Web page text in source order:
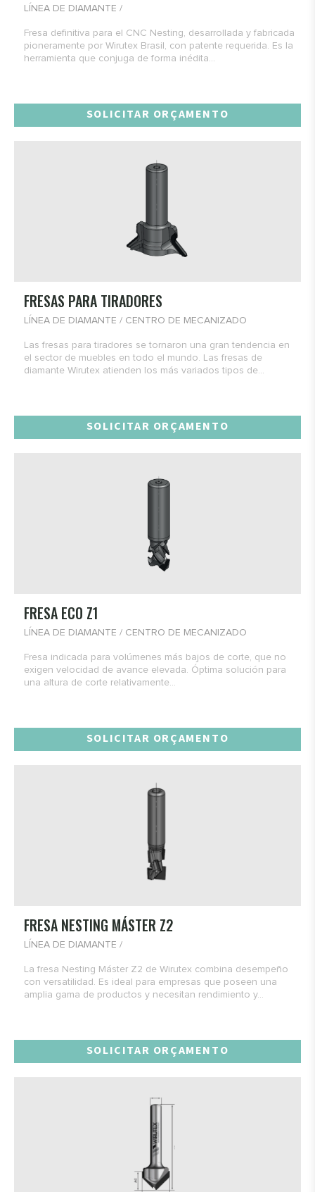
LÍNEA DE DIAMANTE /
Fresa definitiva para el CNC Nesting, desarrollada y fabricada
pioneramente por Wirutex Brasil, con patente requerida. Es la
herramienta que conjuga de forma inédita...
SOLICITAR ORÇAMENTO
FRESAS PARA TIRADORES
LÍNEA DE DIAMANTE / CENTRO DE MECANIZADO
Las fresas para tiradores se tornaron una gran tendencia en
el sector de muebles en todo el mundo. Las fresas de
diamante Wirutex atienden los más variados tipos de...
SOLICITAR ORÇAMENTO
FRESA ECO Z1
LÍNEA DE DIAMANTE / CENTRO DE MECANIZADO
Fresa indicada para volúmenes más bajos de corte, que no
exigen velocidad de avance elevada. Óptima solución para
una altura de corte relativamente...
SOLICITAR ORÇAMENTO
FRESA NESTING MÁSTER Z2
LÍNEA DE DIAMANTE /
La fresa Nesting Máster Z2 de Wirutex combina desempeño
con versatilidad. Es ideal para empresas que poseen una
amplia gama de productos y necesitan rendimiento y...
SOLICITAR ORÇAMENTO